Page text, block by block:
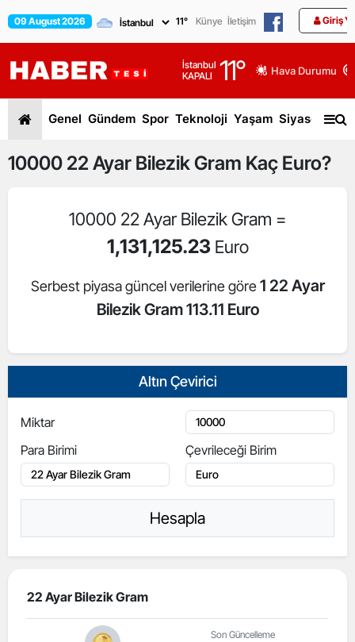
09 August 2026 11° Künye İletişim Giriş
İstanbul
KAPALI
11° Hava Durumu
Genel Gündem Spor Teknoloji Yaşam Siyaset
10000 22 Ayar Bilezik Gram Kaç Euro?
10000 22 Ayar Bilezik Gram =
1,131,125.23 Euro
Serbest piyasa güncel verilerine göre 1 22 Ayar
Bilezik Gram 113.11 Euro
Altın Çevirici
Miktar
Para Birimi
Çevrileceği Birim
Hesapla
22 Ayar Bilezik Gram
Son Güncelleme